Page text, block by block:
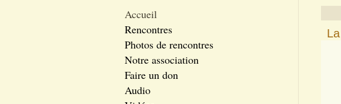
Accueil
Rencontres
Photos de rencontres
Notre association
Faire un don
Audio